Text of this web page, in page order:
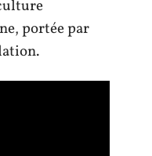
portée par